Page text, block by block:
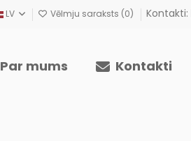
LV Vēlmju saraksts (0) Kontakti:
Par mums Kontakti